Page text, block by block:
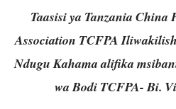
Taasisi ya Tanzania
Association TCFPA
Ndugu Kahama alifika
wa Bodi TCFPA- Bi.